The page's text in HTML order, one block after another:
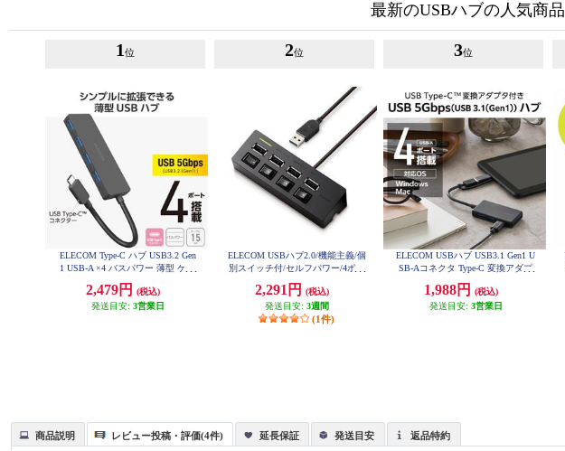
最新のUSBハブの人気商品
1 位
ELECOM Type-C ハブ USB3.2 Gen
1 USB-A ×4 バスパワー 薄型 ケー
BK
2,479円
(税込)
発送目安: 3営業日
2位
ELECOM USBハブ2.0/機能主義/個
別スイッチ付/セルフパワー/4ポー
K
2,291円
(税込)
発送目安: 3週間
(1件)
3位
ELECOM USBハブ USB3.1 Gen1 U
SB-Aコネクタ Type-C 変換アダプ
ー 超薄型 ブラック U3H-CA4004B
BK
1,988円
(税込)
発送目安: 3営業日
商品説明 レビュー投稿・評価(4件) 延長保証 発送目安 返品特約